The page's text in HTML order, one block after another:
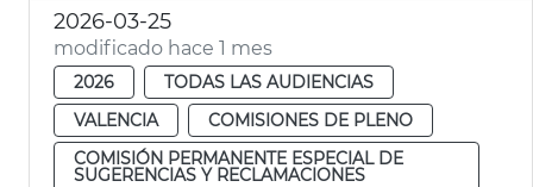
2026-03-25
modificado hace 1 mes
2026
TODAS LAS AUDIENCIAS
VALENCIA
COMISIONES DE PLENO
COMISIÓN PERMANENTE ESPECIAL DE
SUGERENCIAS Y RECLAMACIONES